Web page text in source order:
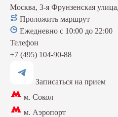
Москва, 3-я Фрунзенская
Проложить маршрут
Ежедневно с 10:00 до 22:00
Телефон
+7 (495) 104-90-88
Записаться на прием
м. Сокол
м. Аэропорт